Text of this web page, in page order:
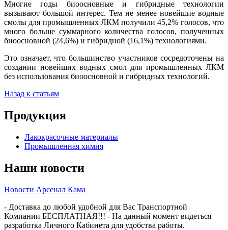
Многие годы биоосновные и гибридные технологии
вызывают большой интерес. Тем не менее новейшие водные
смолы для промышленных ЛКМ получили 45,2% голосов, что
много больше суммарного количества голосов, полученных
биоосновной (24,6%) и гибридной (16,1%) технологиями.
Это означает, что большинство участников сосредоточены на
создании новейших водных смол для промышленных ЛКМ
без использования биоосновной и гибридных технологий.
Назад к статьям
Продукция
Лакокрасочные материалы
Промышленная химия
Наши новости
Новости Арсенал Кама
- Доставка до любой удобной для Вас Транспортной
Компании БЕСПЛАТНАЯ!!! - На данный момент видеться
разработка Личного Кабинета для удобства работы.